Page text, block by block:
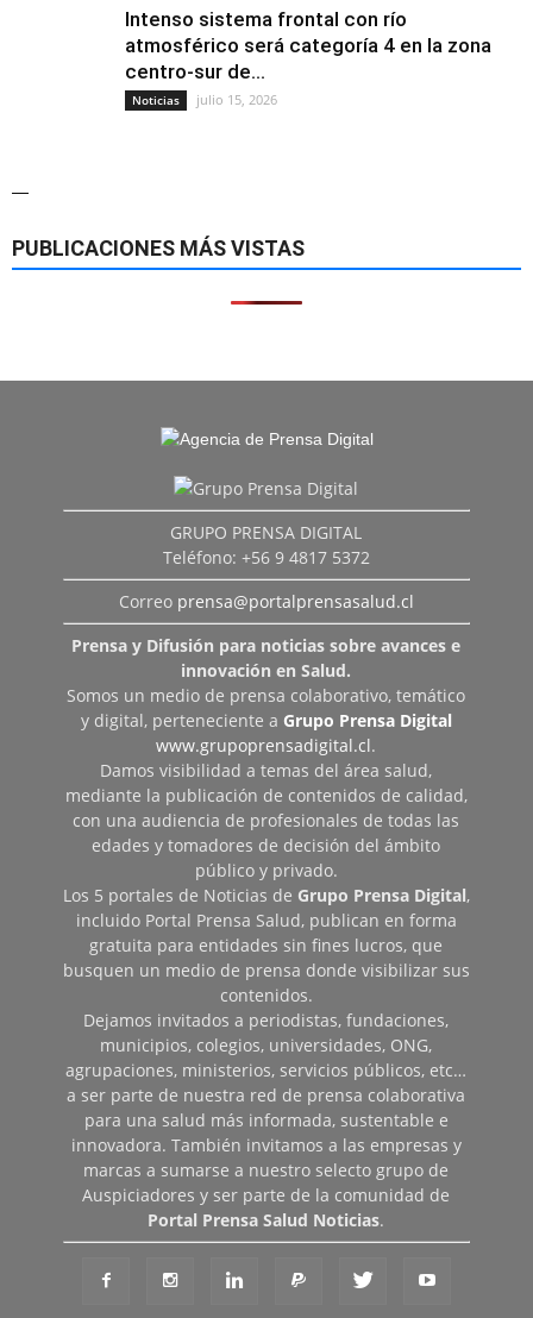
Intenso sistema frontal con río
atmosférico será categoría 4 en la zona
centro-sur de...
Noticias julio 15, 2026
—
PUBLICACIONES MÁS VISTAS
GRUPO PRENSA DIGITAL
Teléfono: +56 9 4817 5372
Correo prensa@portalprensasalud.cl
Prensa y Difusión para noticias sobre avances e
innovación en Salud.
Somos un medio de prensa colaborativo, temático
y digital, perteneciente a Grupo Prensa Digital
www.grupoprensadigital.cl.
Damos visibilidad a temas del área salud,
mediante la publicación de contenidos de calidad,
con una audiencia de profesionales de todas las
edades y tomadores de decisión del ámbito
público y privado.
Los 5 portales de Noticias de Grupo Prensa Digital,
incluido Portal Prensa Salud, publican en forma
gratuita para entidades sin fines lucros, que
busquen un medio de prensa donde visibilizar sus
contenidos.
Dejamos invitados a periodistas, fundaciones,
municipios, colegios, universidades, ONG,
agrupaciones, ministerios, servicios públicos, etc…
a ser parte de nuestra red de prensa colaborativa
para una salud más informada, sustentable e
innovadora. También invitamos a las empresas y
marcas a sumarse a nuestro selecto grupo de
Auspiciadores y ser parte de la comunidad de
Portal Prensa Salud Noticias.